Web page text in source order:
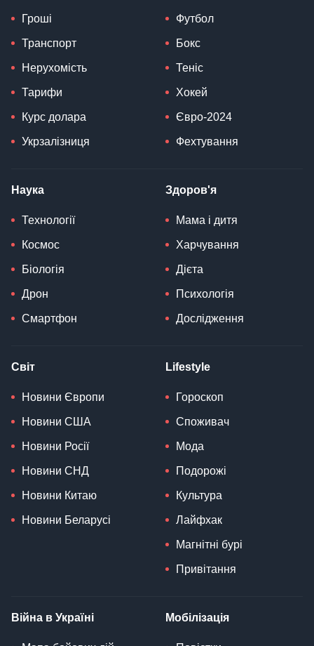
Гроші
Транспорт
Нерухомість
Тарифи
Курс долара
Укрзалізниця
Футбол
Бокс
Теніс
Хокей
Євро-2024
Фехтування
Наука
Технології
Космос
Біологія
Дрон
Смартфон
Здоров'я
Мама і дитя
Харчування
Дієта
Психологія
Дослідження
Світ
Новини Європи
Новини США
Новини Росії
Новини СНД
Новини Китаю
Новини Беларусі
Lifestyle
Гороскоп
Споживач
Мода
Подорожі
Культура
Лайфхак
Магнітні бурі
Привітання
Війна в Україні Мобілізація